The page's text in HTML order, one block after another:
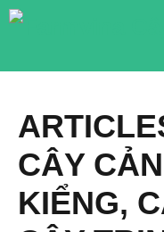
Chuyển
CÂY
KIỂNG,